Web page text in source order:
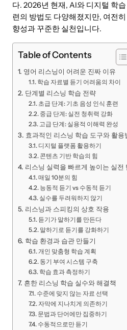
다. 2026년 현재, AI와 디지털 학
련의 방법도 다양해졌지만, 여전
향성과 꾸준한 실천입니다.
Table of Contents
영어 리스닝이 어려운 진짜 이유
학습 자료별 듣기 어려움의 차이
단계별 리스닝 학습 전략
초급 단계: 기초 음성 인식 훈련
중급 단계: 실전 청취력 강화
고급 단계: 실용적 이해력 완성
효과적인 리스닝 학습 도구와 활용
디지털 플랫폼 활용하기
콘텐츠 기반 학습의 힘
리스닝 실력을 빠르게 높이는 실전
매일 10분의 힘
능동적 듣기 vs 수동적 듣기
실수를 두려워하지 않기
리스닝과 스피킹의 상호 작용
듣기가 말하기를 만든다
말하기로 듣기를 강화하기
학습 환경과 습관 만들기
개인 맞춤형 학습 계획
동기 부여 시스템 구축
학습 효과 측정하기
흔한 리스닝 학습 실수와 해결책
수준에 맞지 않는 자료 선택
자막에 지나치게 의존하기
문법과 단어에만 집중하기
수동적으로만 듣기